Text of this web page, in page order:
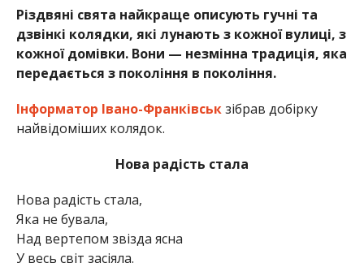
Різдвяні свята найкраще описують гучні та
дзвінкі колядки, які лунають з кожної вулиці, з
кожної домівки. Вони — незмінна традиція, яка
передається з покоління в покоління.
Інформатор Івано-Франківськзібрав добірку
найвідоміших колядок.
Нова радість стала
Нова радість стала,
Яка не бувала,
Над вертепом звізда ясна
У весь світ засіяла.